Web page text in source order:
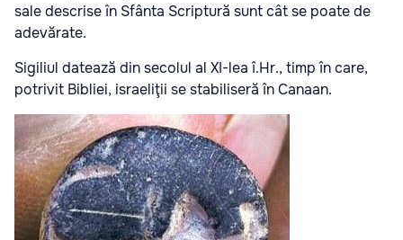
sale descrise în Sfânta Scriptură sunt cât se poate de
adevărate.
Sigiliul datează din secolul al XI-lea î.Hr., timp în care,
potrivit Bibliei, israeliţii se stabiliseră în Canaan.